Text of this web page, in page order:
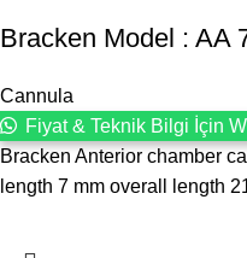
Bracken Model : AA
Cannula
Fiyat & Teknik Bilgi İçin
Bracken Anterior chamber
length 7 mm overall length